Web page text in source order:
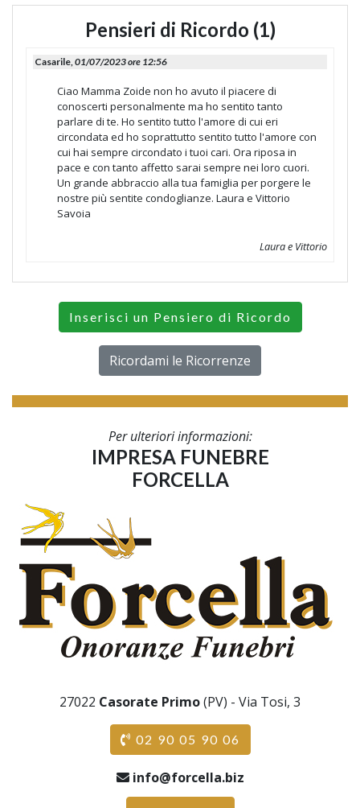
Pensieri di Ricordo (1)
Casarile,01/07/2023 ore 12:56
Ciao Mamma Zoide non ho avuto il piacere di
conoscerti personalmente ma ho sentito tanto
parlare di te. Ho sentito tutto l'amore di cui eri
circondata ed ho soprattutto sentito tutto l'amore con
cui hai sempre circondato i tuoi cari. Ora riposa in
pace e con tanto affetto sarai sempre nei loro cuori.
Un grande abbraccio alla tua famiglia per porgere le
nostre più sentite condoglianze. Laura e Vittorio
Savoia
Laura e Vittorio
Inserisci un Pensiero di Ricordo
Ricordami le Ricorrenze
Per ulteriori informazioni:
IMPRESA FUNEBRE
FORCELLA
27022 Casorate Primo(PV) - Via Tosi, 3
02 90 05 90 06
info@forcella.biz